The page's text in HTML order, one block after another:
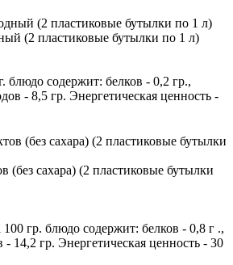
(2 пластиковые бутылки по 1 л)
блюдо содержит: белков - 0,2 гр.,
- 8,5 гр. Энергетическая ценность -
(без сахара) (2 пластиковые бутылки
гр. блюдо содержит: белков - 0,8 г .,
- 14,2 гр. Энергетическая ценность - 30